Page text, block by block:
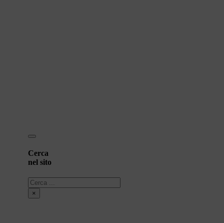
Cerca
nel sito
Cerca
×